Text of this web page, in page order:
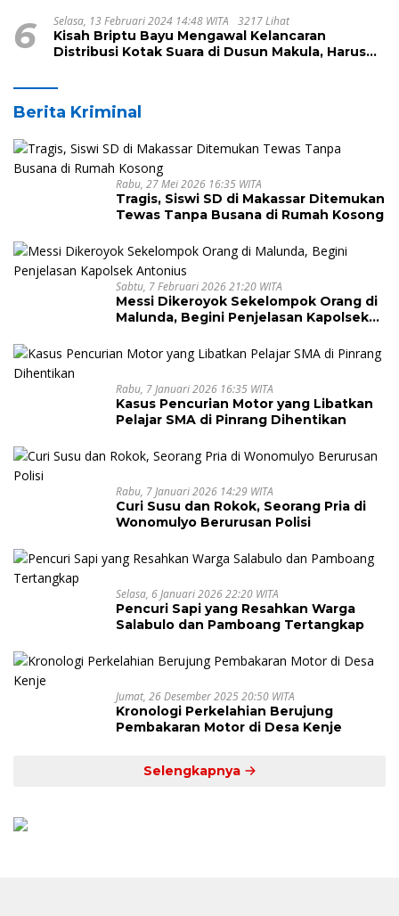
6 Selasa, 13 Februari 2024 14:48 WITA 3217 Lihat
Kisah Briptu Bayu Mengawal Kelancaran
Distribusi Kotak Suara di Dusun Makula, Harus
Berita Kriminal
Rabu, 27 Mei 2026 16:35 WITA
Tragis, Siswi SD di Makassar Ditemukan
Tewas Tanpa Busana di Rumah Kosong
Sabtu, 7 Februari 2026 21:20 WITA
Messi Dikeroyok Sekelompok Orang di
Malunda, Begini Penjelasan Kapolsek
Rabu, 7 Januari 2026 16:35 WITA
Kasus Pencurian Motor yang Libatkan
Pelajar SMA di Pinrang Dihentikan
Rabu, 7 Januari 2026 14:29 WITA
Curi Susu dan Rokok, Seorang Pria di
Wonomulyo Berurusan Polisi
Selasa, 6 Januari 2026 22:20 WITA
Pencuri Sapi yang Resahkan Warga
Salabulo dan Pamboang Tertangkap
Jumat, 26 Desember 2025 20:50 WITA
Kronologi Perkelahian Berujung
Pembakaran Motor di Desa Kenje
Selengkapnya